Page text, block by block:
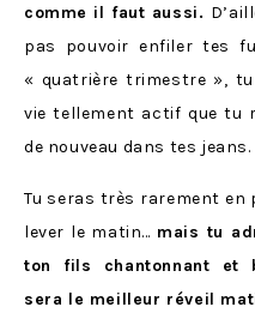
comme il faut aussi.
pas pouvoir enfiler tes
« quatrière trimestre »,
vie tellement actif que tu
de nouveau dans tes jeans.
Tu seras très rarement en
lever le matin… mais tu
ton fils chantonnant et
sera le meilleur réveil